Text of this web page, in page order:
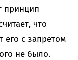
принцип
что
с запретом
не было.